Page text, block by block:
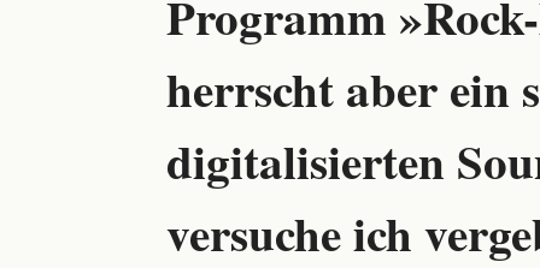
Programm
herrscht aber ein
digitalisierten
versuche ich